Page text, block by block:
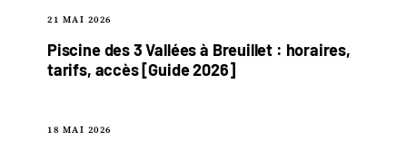
21 MAI 2026
Piscine des 3 Vallées à Breuillet : horaires,
tarifs, accès [Guide 2026]
18 MAI 2026